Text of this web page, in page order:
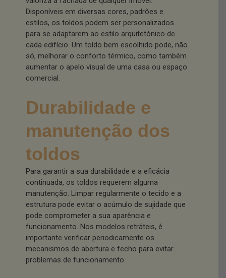
Disponíveis em diversas cores, padrões e
estilos, os toldos podem ser personalizados
para se adaptarem ao estilo arquitetónico de
cada edifício. Um toldo bem escolhido pode, não
só, melhorar o conforto térmico, como também
aumentar o apelo visual de uma casa ou espaço
comercial.
Durabilidade e
manutenção dos
toldos
Para garantir a sua durabilidade e a eficácia
continuada, os toldos requerem alguma
manutenção. Limpar regularmente o tecido e a
estrutura pode evitar o acúmulo de sujidade que
pode comprometer a sua aparência e
funcionamento. Nos modelos retráteis, é
importante verificar periodicamente os
mecanismos de abertura e fecho para evitar
problemas de funcionamento.